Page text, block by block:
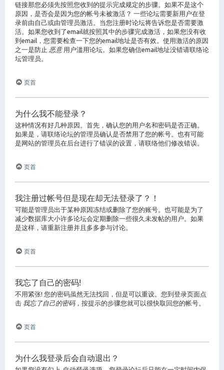
链接那您必须先按照您收到的提示完成规定的步骤。如果不是这个
原因，是否会是因为您的帐号未被激活？ 一些论坛需要新用户在登
录前由自己或由管理员激活。当您注册时论坛将告诉您是否需要激
活。如果您收到了email就按照其中的步骤完成激活，如果您没有收
到email，您需要检查一下您的email地址是否有效。使用激活的原因
之一是防止 恶意用户滥用论坛。如果您确信email地址没错请联络论
坛管理员。
页首
为什么我不能登录？
这种情况有好几种原因。首先，确认您的用户名和密码是否正确。
如果是，请联络论坛的管理员确认是否禁用了您的帐号。也有可能
是网站的管理员在后台进行了错误的设置，请联络他们修改错误。
页首
我注册过帐号但是现在却无法登录了？！
可能是管理员出于某种原因冻结或删除了您的账号。也可能是为了
减少数据库大小许多论坛会定期删除一些很久未发帖的用户。如果
是这样，请重新注册并且多多参与讨论。
页首
我忘了自己的密码!
不用紧张! 您的密码虽然无法找回，但是可以重设。您到登录页面点
击 我忘了自己的密码，按提示的步骤您就可以很快取回您的帐号。
页首
为什么我登录后会自动退出？